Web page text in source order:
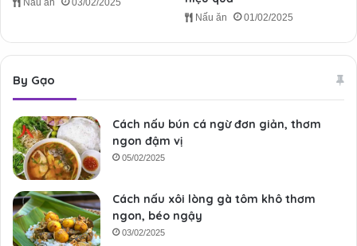
Nấu ăn 03/02/2025
Nấu ăn 01/02/2025
By Gạo
Cách nấu bún cá ngừ đơn giản, thơm
ngon đậm vị
05/02/2025
Cách nấu xôi lòng gà tôm khô thơm
ngon, béo ngậy
03/02/2025